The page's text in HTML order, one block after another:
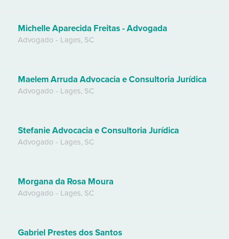
Michelle Aparecida Freitas - Advogada
Advogado - Lages, SC
Maelem Arruda Advocacia e Consultoria Jurídica
Advogado - Lages, SC
Stefanie Advocacia e Consultoria Jurídica
Advogado - Lages, SC
Morgana da Rosa Moura
Advogado - Lages, SC
Gabriel Prestes dos Santos